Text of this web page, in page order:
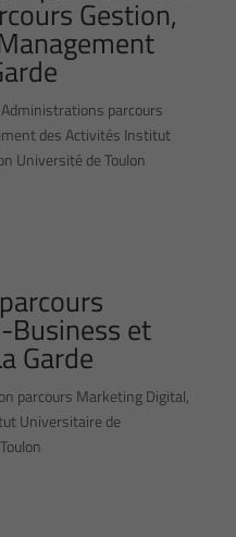
Gestion,
parcours
des Activités Institut
Université de Toulon
Business et
Garde
parcours Marketing Digital,
Universitaire de